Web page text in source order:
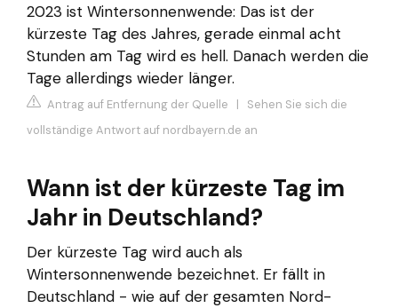
2023 ist Wintersonnenwende: Das ist der
kürzeste Tag des Jahres, gerade einmal acht
Stunden am Tag wird es hell. Danach werden die
Tage allerdings wieder länger.
Antrag auf Entfernung der Quelle | Sehen Sie sich die
vollständige Antwort auf nordbayern.de an
Wann ist der kürzeste Tag im
Jahr in Deutschland?
Der kürzeste Tag wird auch als
Wintersonnenwende bezeichnet. Er fällt in
Deutschland - wie auf der gesamten Nord-